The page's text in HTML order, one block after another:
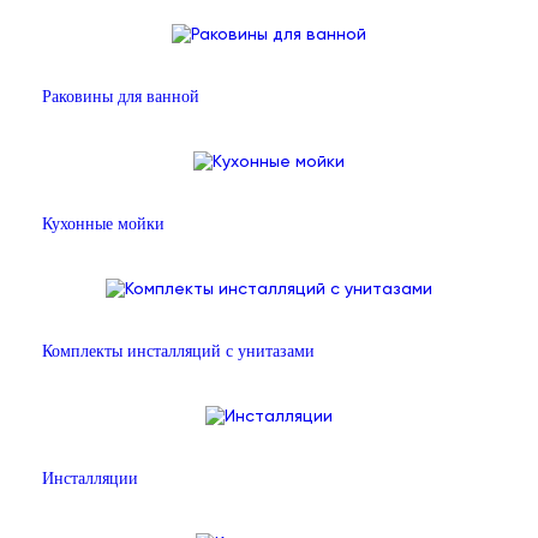
Раковины для ванной
Кухонные мойки
Комплекты инсталляций с унитазами
Инсталляции